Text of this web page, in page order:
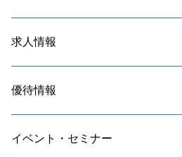
求人情報
優待情報
イベント・セミナー